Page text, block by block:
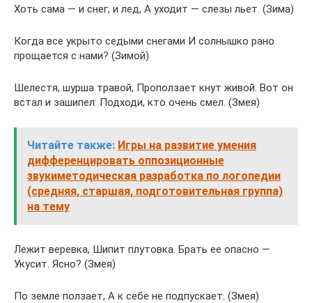
Хоть сама — и снег, и лед, А уходит — слезы льет. (Зима)
Когда все укрыто седыми снегами И солнышко рано
прощается с нами? (Зимой)
Шелестя, шурша травой, Проползает кнут живой. Вот он
встал и зашипел: Подходи, кто очень смел. (Змея)
Читайте также: Игры на развитие умения
дифференцировать оппозиционные
звукиметодическая разработка по логопедии
(средняя, старшая, подготовительная группа)
на тему
Лежит веревка, Шипит плутовка. Брать ее опасно —
Укусит. Ясно? (Змея)
По земле ползает, А к себе не подпускает. (Змея)